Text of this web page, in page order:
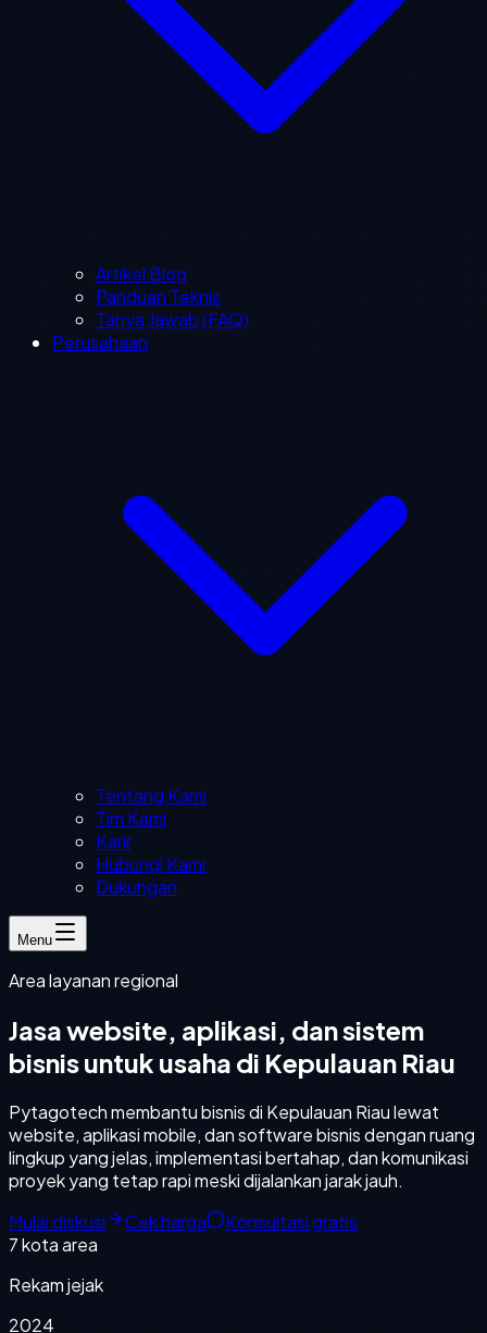
Artikel Blog
Panduan Teknis
Tanya Jawab (FAQ)
Perusahaan
Tentang Kami
Tim Kami
Karir
Hubungi Kami
Dukungan
Menu
Area layanan regional
Jasa website, aplikasi, dan sistem
bisnis untuk usaha di Kepulauan Riau
Pytagotech membantu bisnis di Kepulauan Riau lewat
website, aplikasi mobile, dan software bisnis dengan ruang
lingkup yang jelas, implementasi bertahap, dan komunikasi
proyek yang tetap rapi meski dijalankan jarak jauh.
Mulai diskusi
Cek harga
Konsultasi gratis
7kota area
Rekam jejak
2024